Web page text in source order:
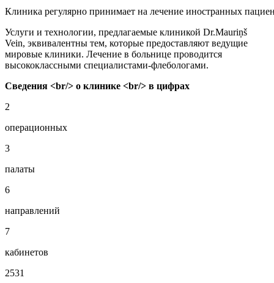
Клиника регулярно принимает на лечение иностранных
Услуги и технологии, предлагаемые клиникой Dr.Mauriņš
Vein, эквивалентны тем, которые предоставляют ведущие
мировые клиники. Лечение в больнице проводится
высококлассными специалистами-флебологами.
Сведения <br/> о клинике <br/> в цифрах
2
операционных
3
палаты
6
направлений
7
кабинетов
2531